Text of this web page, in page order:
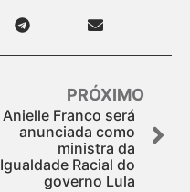
PRÓXIMO
Anielle Franco será
anunciada como
ministra da
Igualdade Racial do
governo Lula